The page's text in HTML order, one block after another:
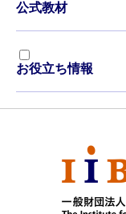
公式教材
お役立ち情報